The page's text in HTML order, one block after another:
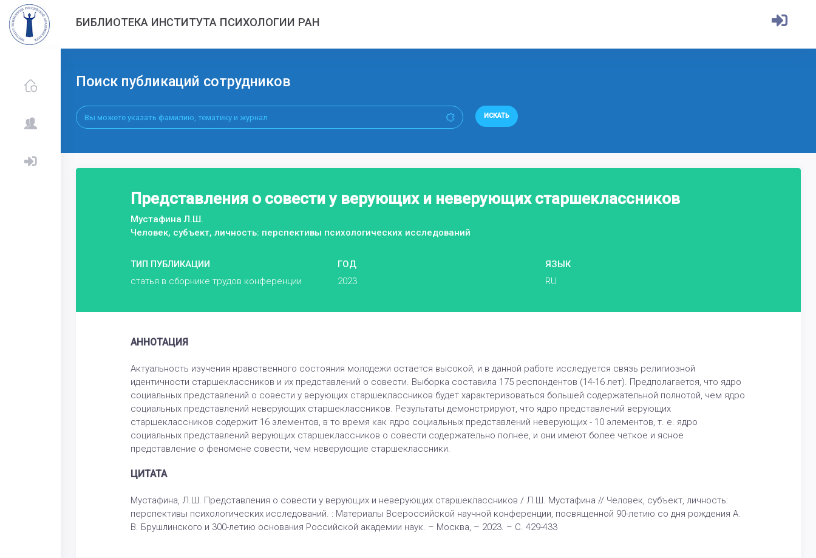
БИБЛИОТЕКА ИНСТИТУТА ПСИХОЛОГИИ РАН
Поиск публикаций сотрудников
ИСКАТЬ
Представления о совести у верующих и неверующих старшеклассников
Мустафина Л.Ш.
Человек, субъект, личность: перспективы психологических исследований
ТИП ПУБЛИКАЦИИ
статья в сборнике трудов конференции
ГОД
2023
ЯЗЫК
RU
АННОТАЦИЯ
Актуальность изучения нравственного состояния молодежи остается высокой, и в данной работе исследуется связь религиозной
идентичности старшеклассников и их представлений о совести. Выборка составила 175 респондентов (14-16 лет). Предполагается, что ядро
социальных представлений о совести у верующих старшеклассников будет характеризоваться большей содержательной полнотой, чем ядро
социальных представлений неверующих старшеклассников. Результаты демонстрируют, что ядро представлений верующих
старшеклассников содержит 16 элементов, в то время как ядро социальных представлений неверующих - 10 элементов, т. е. ядро
социальных представлений верующих старшеклассников о совести содержательно полнее, и они имеют более четкое и ясное
представление о феномене совести, чем неверующие старшеклассники.
ЦИТАТА
Мустафина, Л.Ш. Представления о совести у верующих и неверующих старшеклассников / Л.Ш. Мустафина // Человек, субъект, личность:
перспективы психологических исследований. : Материалы Всероссийской научной конференции, посвященной 90-летию со дня рождения А.
В. Брушлинского и 300-летию основания Российской академии наук. – Москва, – 2023. – С. 429-433